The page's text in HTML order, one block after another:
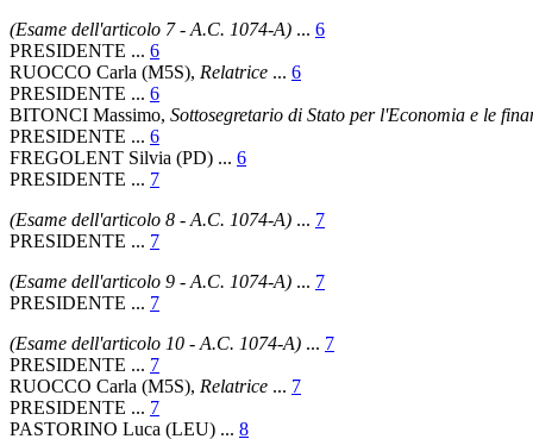
(Esame dell'articolo 7 - A.C. 1074-A) ... 6
PRESIDENTE ... 6
RUOCCO Carla (M5S), Relatrice ... 6
PRESIDENTE ... 6
BITONCI Massimo, Sottosegretario di Stato per l'Economia e le
PRESIDENTE ... 6
FREGOLENT Silvia (PD) ... 6
PRESIDENTE ... 7
(Esame dell'articolo 8 - A.C. 1074-A) ... 7
PRESIDENTE ... 7
(Esame dell'articolo 9 - A.C. 1074-A) ... 7
PRESIDENTE ... 7
(Esame dell'articolo 10 - A.C. 1074-A) ... 7
PRESIDENTE ... 7
RUOCCO Carla (M5S), Relatrice ... 7
PRESIDENTE ... 7
PASTORINO Luca (LEU) ... 8